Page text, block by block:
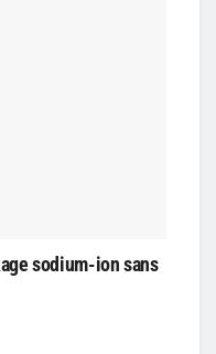
sodium-ion sans